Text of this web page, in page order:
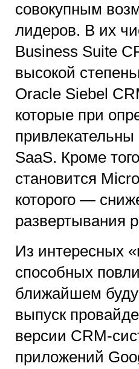
совокупным
лидеров. В их
Business Suite
высокой
Oracle Siebel
которые при
SaaS. Кроме
становится
которого —
развертывания
Из интересных
способных
ближайшем
выпуск
версии CRM-
приложений